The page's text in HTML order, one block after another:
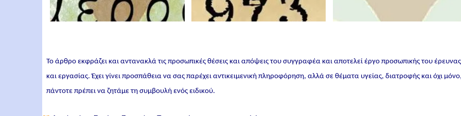
Το άρθρο εκφράζει και αντανακλά τις προσωπικές θέσεις και απόψεις του συγγραφέα και αποτελεί έργο προσωπικής του έρευνας
και εργασίας. Έχει γίνει προσπάθεια να σας παρέχει αντικειμενική πληροφόρηση, αλλά σε θέματα υγείας, διατροφής και όχι
πάντοτε πρέπει να ζητάμε τη συμβουλή ενός ειδικού.